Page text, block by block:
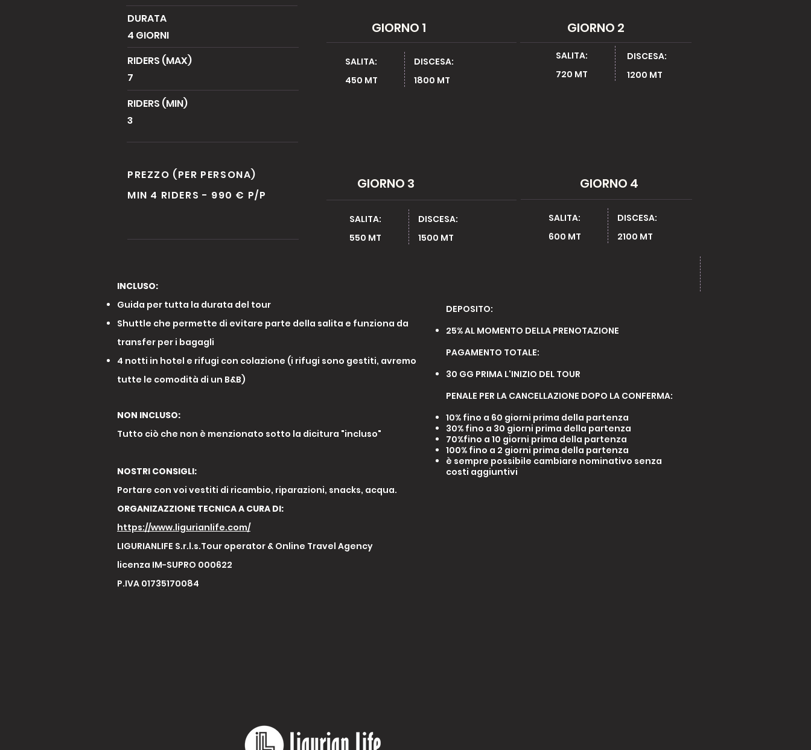
DURATA
4 GIORNI
RIDERS (MAX)
7
GIORNO 1
SALITA:
450 MT ​
DISCESA:
1800 MT
GIORNO 2
SALITA:
720 MT ​
DISCESA:
1200 MT
RIDERS (MIN)
3
PREZZO (PER PERSONA)
MIN 4 RIDERS - 990 € P/P
GIORNO 3
SALITA:
550 MT ​
DISCESA:
1500 MT
GIORNO 4
SALITA:
600 MT ​
DISCESA:
2100 MT
INCLUSO:
Guida per tutta la durata del tour
Shuttle che permette di evitare parte della salita e funziona da
transfer per i bagagli
4 notti in hotel e rifugi con colazione (i rifugi sono gestiti, avremo
tutte le comodità di un B&B)
NON INCLUSO:
Tutto ciò che non è menzionato sotto la dicitura "incluso"
NOSTRI CONSIGLI:
Portare con voi vestiti di ricambio, riparazioni, snacks, acqua.
ORGANIZAZZIONE TECNICA A CURA DI:
https://www.ligurianlife.com/
LIGURIANLIFE S.r.l.s.Tour operator & Online Travel Agency
licenza IM-SUPRO 000622
P.IVA 01735170084
DEPOSITO:
25% AL MOMENTO DELLA PRENOTAZIONE
PAGAMENTO TOTALE:
30 GG PRIMA L'INIZIO DEL TOUR
PENALE PER LA CANCELLAZIONE DOPO LA CONFERMA:
10% fino a 60 giorni prima della partenza
30% fino a 30 giorni prima della partenza
70%fino a 10 giorni prima della partenza
100% fino a 2 giorni prima della partenza
è sempre possibile cambiare nominativo senza
costi aggiuntivi